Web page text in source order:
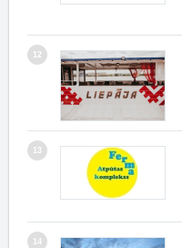
12
13
14